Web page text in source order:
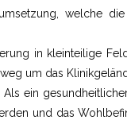
welche
in kleinteilige
um das
ein
und das